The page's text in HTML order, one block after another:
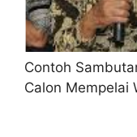
Contoh
Calon Mempelai